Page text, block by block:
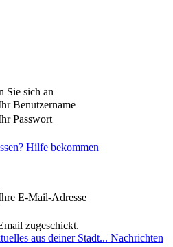
Sie sich an
Benutzername
Passwort
Hilfe bekommen
E-Mail-Adresse
zugeschickt.
Nachrichten